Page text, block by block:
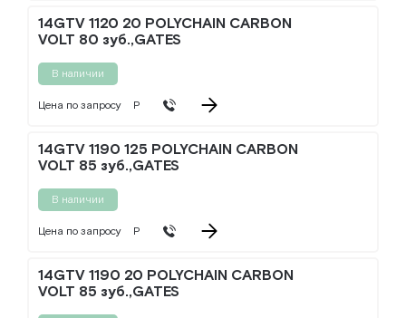
14GTV 1120 20 POLYCHAIN CARBON
VOLT 80 зуб.,GATES
В наличии
Цена по запросу Р
14GTV 1190 125 POLYCHAIN CARBON
VOLT 85 зуб.,GATES
В наличии
Цена по запросу Р
14GTV 1190 20 POLYCHAIN CARBON
VOLT 85 зуб.,GATES